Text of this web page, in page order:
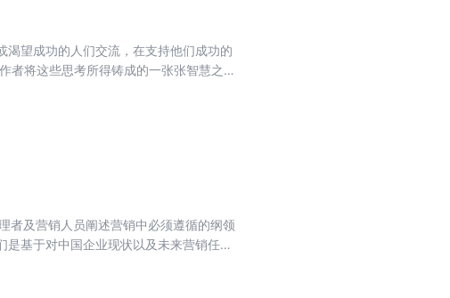
望成功的人们交流，在支持他们成功的
者及营销人员阐述营销中必须遵循的纲领
基于对中国企业现状以及未来营销任务